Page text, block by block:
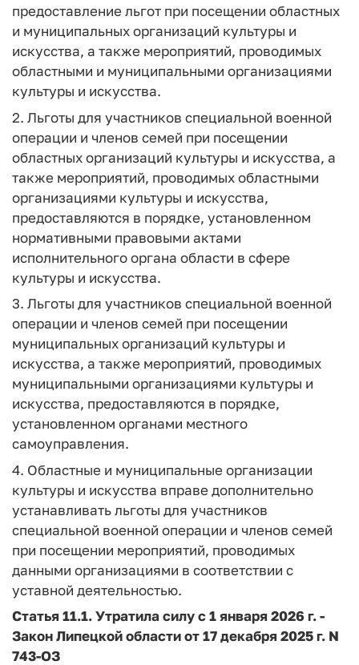
предоставление льгот при посещении областных
и муниципальных организаций культуры и
искусства, а также мероприятий, проводимых
областными и муниципальными организациями
культуры и искусства.
2. Льготы для участников специальной военной
операции и членов семей при посещении
областных организаций культуры и искусства, а
также мероприятий, проводимых областными
организациями культуры и искусства,
предоставляются в порядке, установленном
нормативными правовыми актами
исполнительного органа области в сфере
культуры и искусства.
3. Льготы для участников специальной военной
операции и членов семей при посещении
муниципальных организаций культуры и
искусства, а также мероприятий, проводимых
муниципальными организациями культуры и
искусства, предоставляются в порядке,
установленном органами местного
самоуправления.
4. Областные и муниципальные организации
культуры и искусства вправе дополнительно
устанавливать льготы для участников
специальной военной операции и членов семей
при посещении мероприятий, проводимых
данными организациями в соответствии с
уставной деятельностью.
Статья 11.1.Утратила силу с 1 января 2026 г. -
ЗаконЛипецкой области от 17 декабря 2025 г. N
743-ОЗ